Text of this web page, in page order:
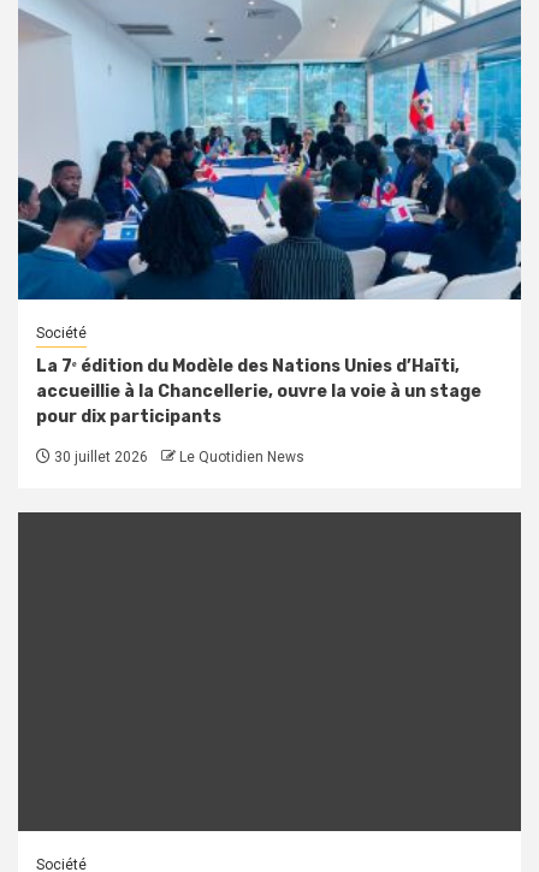
Société
La 7ᵉ édition du Modèle des Nations Unies d’Haïti,
accueillie à la Chancellerie, ouvre la voie à un stage
pour dix participants
30 juillet 2026 Le Quotidien News
Société